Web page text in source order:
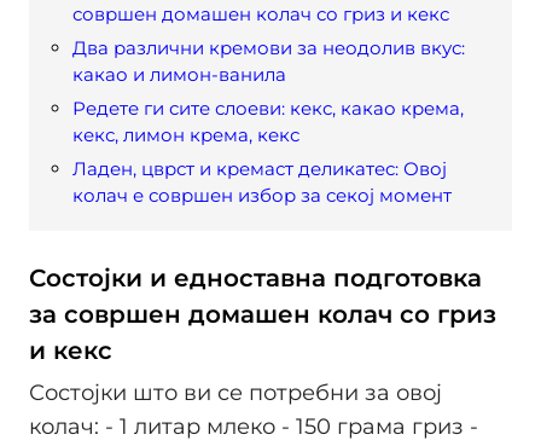
совршен домашен колач со гриз и кекс
Два различни кремови за неодолив вкус:
какао и лимон-ванила
Редете ги сите слоеви: кекс, какао крема,
кекс, лимон крема, кекс
Ладен, цврст и кремаст деликатес: Овој
колач е совршен избор за секој момент
Состојки и едноставна подготовка
за совршен домашен колач со гриз
и кекс
Состојки што ви се потребни за овој
колач: - 1 литар млеко - 150 грама гриз -